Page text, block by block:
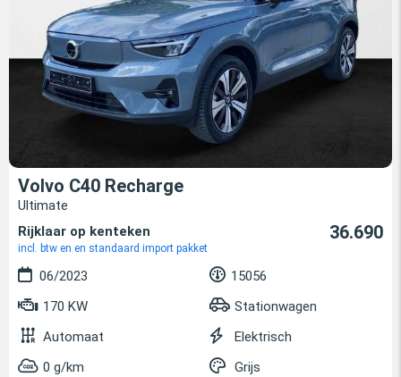
Volvo C40 Recharge
Ultimate
Rijklaar op kenteken
incl. btw en en standaard import pakket
36.690
06/2023
15056
170 KW
Stationwagen
Automaat
Elektrisch
0 g/km
Grijs